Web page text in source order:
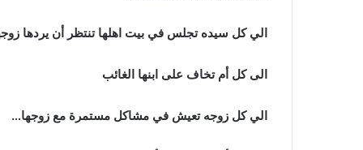
الي كل سيده تجلس في بيت اهلها تنتظر أن يردها
الى كل أم تخاف على ابنها الغائب
الي كل زوجه تعيش في مشاكل مستمرة مع زوجها…